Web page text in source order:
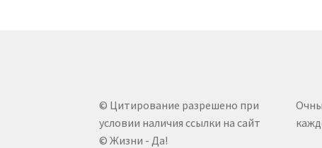
© Цитирование разрешено при
условии наличия ссылки на сайт
© Жизни - Да!